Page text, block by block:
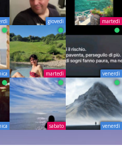
giovedì martedì
martedì venerdì
sabato venerdì